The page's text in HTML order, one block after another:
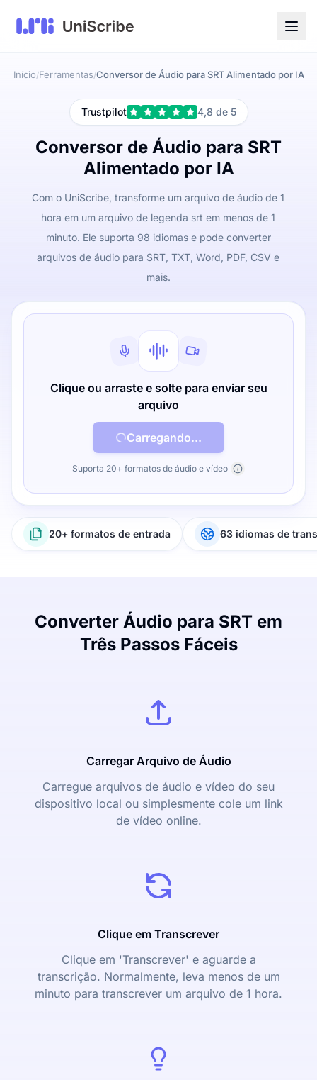
Início/Ferramentas/Conversor de Áudio para SRT Alimentado por IA
Trustpilot 4,8 de 5
Conversor de Áudio para SRT
Alimentado por IA
Com o UniScribe, transforme um arquivo de áudio de 1
hora em um arquivo de legenda srt em menos de 1
minuto. Ele suporta 98 idiomas e pode converter
arquivos de áudio para SRT, TXT, Word, PDF, CSV e
mais.
Clique ou arraste e solte para enviar seu
arquivo
Carregando...
Suporta 20+ formatos de áudio e vídeo
20+ formatos de entrada 63 idiomas de
Converter Áudio para SRT em
Três Passos Fáceis
Carregar Arquivo de Áudio
Carregue arquivos de áudio e vídeo do seu
dispositivo local ou simplesmente cole um link
de vídeo online.
Clique em Transcrever
Clique em 'Transcrever' e aguarde a
transcrição. Normalmente, leva menos de um
minuto para transcrever um arquivo de 1 hora.